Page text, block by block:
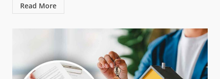
Read More